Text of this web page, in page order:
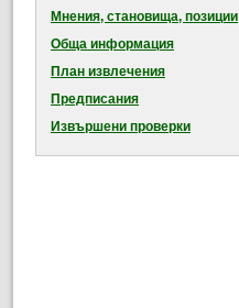
Мнения, становища, позиции
Обща информация
План извлечения
Предписания
Извършени проверки